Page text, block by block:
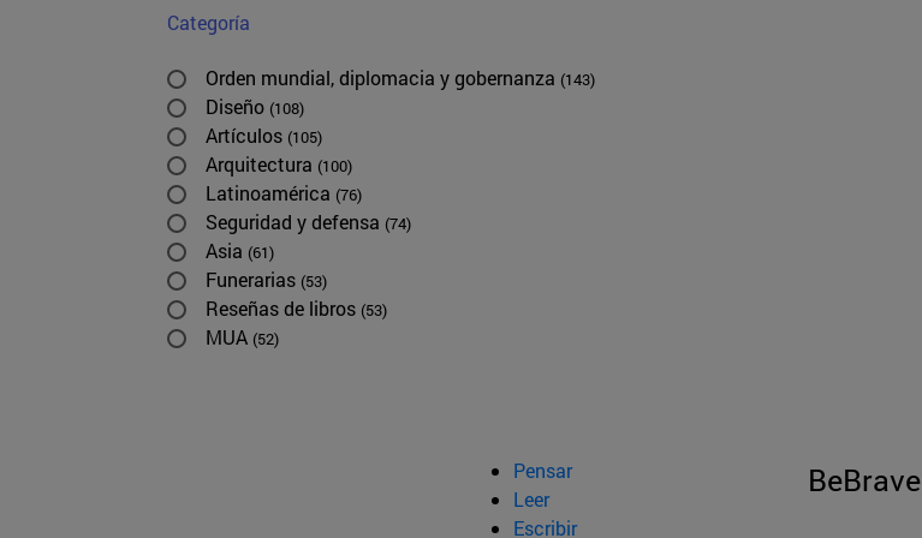
Categoría
Orden mundial, diplomacia y gobernanza (143)
Diseño (108)
Artículos (105)
Arquitectura (100)
Latinoamérica (76)
Seguridad y defensa (74)
Asia (61)
Funerarias (53)
Reseñas de libros (53)
MUA (52)
Pensar
Leer
Escribir
BeBrave